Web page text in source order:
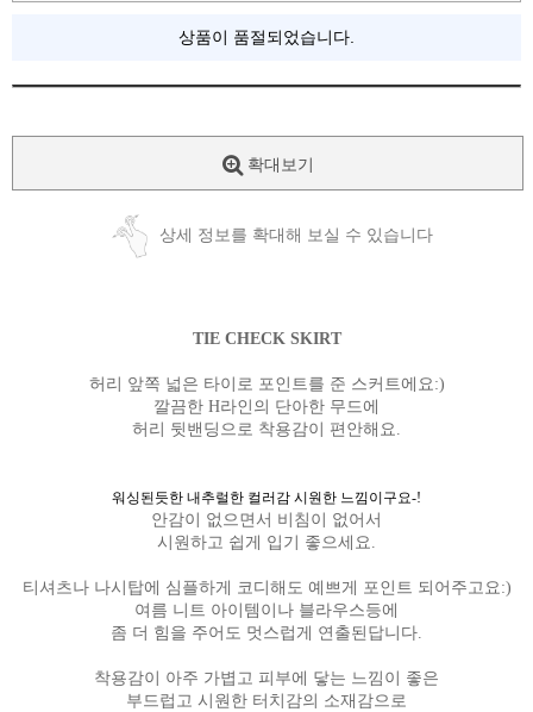
상품이 품절되었습니다.
확대보기
상세 정보를 확대해 보실 수 있습니다
TIE CHECK SKIRT
허리 앞쪽 넓은 타이로 포인트를 준 스커트에요:)
깔끔한 H라인의 단아한 무드에
허리 뒷밴딩으로 착용감이 편안해요.
워싱된듯한 내추럴한 컬러감 시원한 느낌이구요-!
안감이 없으면서 비침이 없어서
시원하고 쉽게 입기 좋으세요.
티셔츠나 나시탑에 심플하게 코디해도 예쁘게 포인트 되어주고요:)
여름 니트 아이템이나 블라우스등에
좀 더 힘을 주어도 멋스럽게 연출된답니다.
착용감이 아주 가볍고 피부에 닿는 느낌이 좋은
부드럽고 시원한 터치감의 소재감으로